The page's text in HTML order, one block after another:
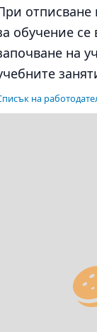
отписване
обучение се
на
на